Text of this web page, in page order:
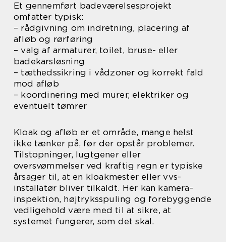
Et gennemført badeværelsesprojekt
omfatter typisk:
– rådgivning om indretning, placering af
afløb og rørføring
– valg af armaturer, toilet, bruse- eller
badekarsløsning
– tæthedssikring i vådzoner og korrekt fald
mod afløb
– koordinering med murer, elektriker og
eventuelt tømrer
Kloak og afløb er et område, mange helst
ikke tænker på, før der opstår problemer.
Tilstopninger, lugtgener eller
oversvømmelser ved kraftig regn er typiske
årsager til, at en kloakmester eller vvs-
installatør bliver tilkaldt. Her kan kamera-
inspektion, højtryksspuling og forebyggende
vedligehold være med til at sikre, at
systemet fungerer, som det skal.